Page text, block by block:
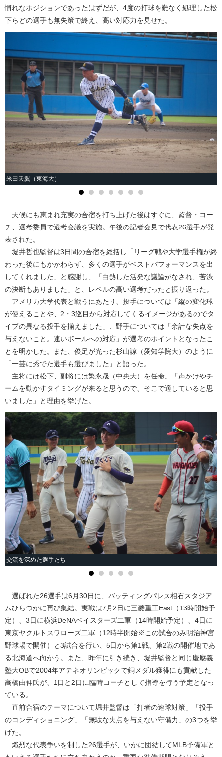
慣れなポジションであったはずだが、4度の打球を難なく処理した松
下らどの選手も無失策で終え、高い対応力を見せた。
米田天翼（東海大）
天候にも恵まれ充実の合宿を打ち上げた後はすぐに、監督・コー
チ、選考委員で選考会議を実施。午後の記者会見で代表26選手が発
表された。
堀井哲也監督は3日間の合宿を総括し「リーグ戦や大学選手権が終
わった後にもかかわらず、多くの選手がベストパフォーマンスを出
してくれました」と感謝し、「白熱した活発な議論がなされ、苦渋
の決断もありました」と、レベルの高い選考だったと振り返った。
アメリカ大学代表と戦うにあたり、投手については「縦の変化球
が使えることや、2・3巡目から対応してくるイメージがあるのでタ
イプの異なる投手を揃えました」、野手については「余計な失点を
与えないこと。速いボールへの対応」が選考のポイントとなったこ
とを明かした。また、俊足が光った杉山諒（愛知学院大）のように
「一芸に秀でた選手も選びました」と語った。
主将には松下、副将には繁永晟（中央大）を任命。「声かけやチ
ームを動かすタイミングが来ると思うので、そこで適していると思
いました」と理由を挙げた。
交流を深めた選手たち
選ばれた26選手は6月30日に、バッティングパレス相石スタジア
ムひらつかに再び集結。実戦は7月2日に三菱重工East（13時開始予
定）、3日に横浜DeNAベイスターズ二軍（14時開始予定）、4日に
東京ヤクルトスワローズ二軍（12時半開始※この試合のみ明治神宮
野球場で開催）と3試合を行い、5日から第1戦、第2戦の開催地であ
る北海道へ向かう。また、昨年に引き続き、堀井監督と同じ慶應義
塾大OBで2004年アテネオリンピックで銅メダル獲得にも貢献した
高橋由伸氏が、1日と2日に臨時コーチとして指導を行う予定となっ
ている。
直前合宿のテーマについて堀井監督は「打者の速球対策」「投手
のコンディショニング」「無駄な失点を与えない守備力」の3つを挙
げた。
熾烈な代表争いを制した26選手が、いかに団結してMLB予備軍と